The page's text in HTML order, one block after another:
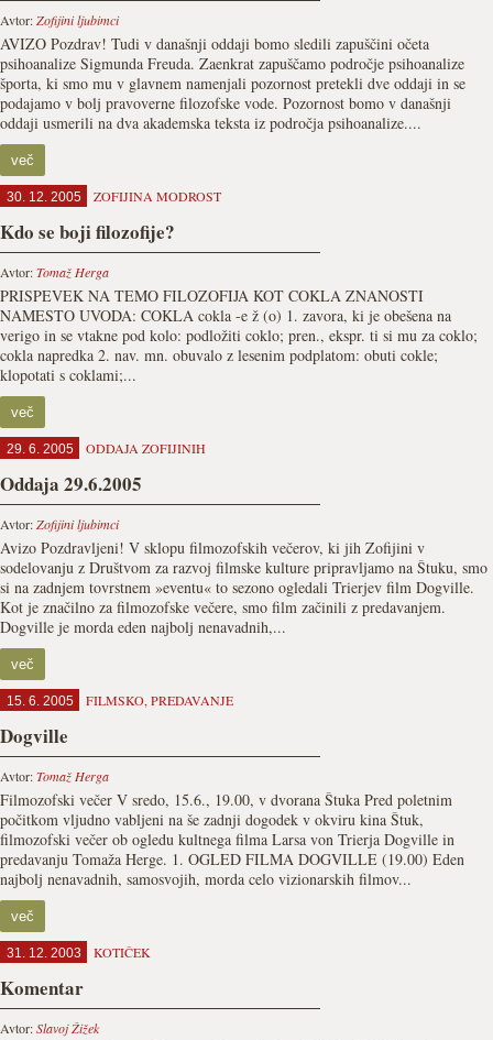
Avtor:Zofijini ljubimci
AVIZO Pozdrav! Tudi v današnji oddaji bomo sledili zapuščini očeta
psihoanalize Sigmunda Freuda. Zaenkrat zapuščamo področje psihoanalize
športa, ki smo mu v glavnem namenjali pozornost pretekli dve oddaji in se
podajamo v bolj pravoverne filozofske vode. Pozornost bomo v današnji
oddaji usmerili na dva akademska teksta iz področja psihoanalize....
več
30. 12. 2005 ZOFIJINA MODROST
Kdo se boji filozofije?
Avtor:Tomaž Herga
PRISPEVEK NA TEMO FILOZOFIJA KOT COKLA ZNANOSTI
NAMESTO UVODA: COKLA cokla -e ž (o) 1. zavora, ki je obešena na
verigo in se vtakne pod kolo: podložiti coklo; pren., ekspr. ti si mu za coklo;
cokla napredka 2. nav. mn. obuvalo z lesenim podplatom: obuti cokle;
klopotati s coklami;...
več
29. 6. 2005 ODDAJA ZOFIJINIH
Oddaja 29.6.2005
Avtor:Zofijini ljubimci
Avizo Pozdravljeni! V sklopu filmozofskih večerov, ki jih Zofijini v
sodelovanju z Društvom za razvoj filmske kulture pripravljamo na Štuku, smo
si na zadnjem tovrstnem »eventu« to sezono ogledali Trierjev film Dogville.
Kot je značilno za filmozofske večere, smo film začinili z predavanjem.
Dogville je morda eden najbolj nenavadnih,...
več
15. 6. 2005 FILMSKO, PREDAVANJE
Dogville
Avtor:Tomaž Herga
Filmozofski večer V sredo, 15.6., 19.00, v dvorana Štuka Pred poletnim
počitkom vljudno vabljeni na še zadnji dogodek v okviru kina Štuk,
filmozofski večer ob ogledu kultnega filma Larsa von Trierja Dogville in
predavanju Tomaža Herge. 1. OGLED FILMA DOGVILLE (19.00) Eden
najbolj nenavadnih, samosvojih, morda celo vizionarskih filmov...
več
31. 12. 2003 KOTIČEK
Komentar
Avtor:Slavoj Žižek